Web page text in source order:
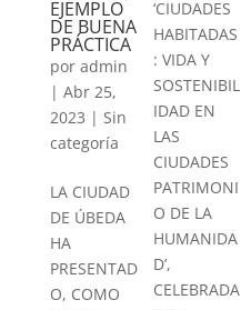
EJEMPLO
DE BUENA
PRÁCTICA
por admin
| Abr 25,
2023 | Sin
categoría
LA CIUDAD
DE ÚBEDA
HA
PRESENTAD
O, COMO
‘CIUDADES
HABITADAS
: VIDA Y
SOSTENIBIL
IDAD EN
LAS
CIUDADES
PATRIMONI
O DE LA
HUMANIDA
D’,
CELEBRADA